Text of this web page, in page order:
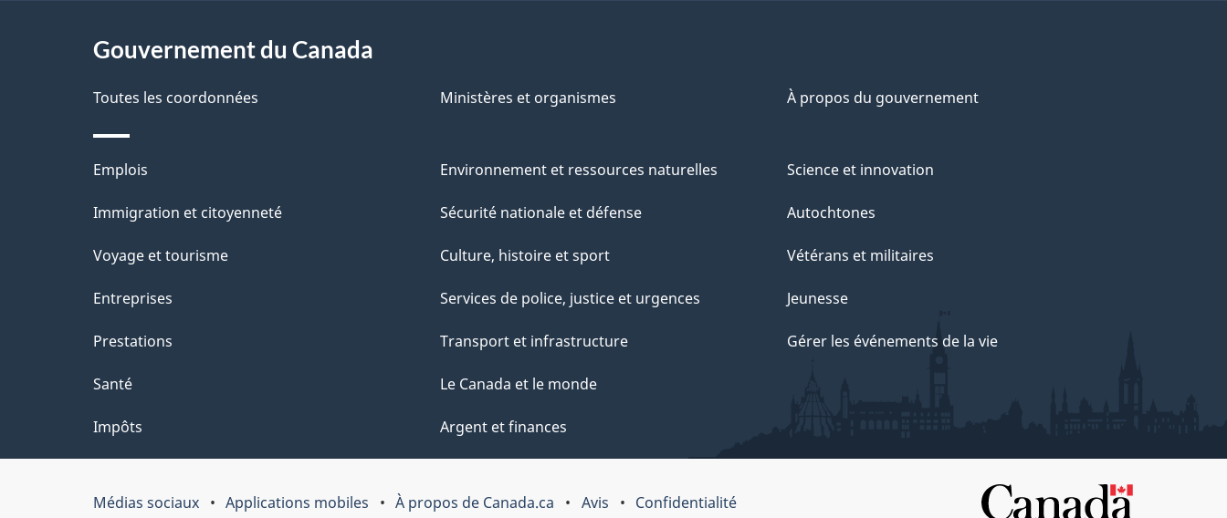
d
e
l
Gouvernement du Canada
Toutes les coordonnées Ministères et organismes À propos du gouvernement
Thèmes
et
Emplois
Immigration et citoyenneté
Voyage et tourisme
Entreprises
Prestations
Santé
Impôts
Environnement et ressources naturelles
Sécurité nationale et défense
Culture, histoire et sport
Services de police, justice et urgences
Transport et infrastructure
Le Canada et le monde
Argent et finances
Science et innovation
Autochtones
Vétérans et militaires
Jeunesse
Gérer les événements de la vie
Organisation
Médias sociaux Applications mobiles À propos de Canada.ca Avis Confidentialité